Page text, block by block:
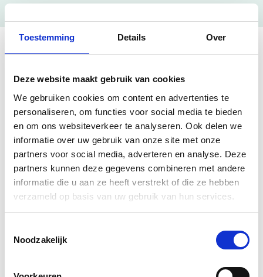
Toestemming Details Over
Deze website maakt gebruik van cookies
We gebruiken cookies om content en advertenties te
personaliseren, om functies voor social media te bieden
en om ons websiteverkeer te analyseren. Ook delen we
informatie over uw gebruik van onze site met onze
partners voor social media, adverteren en analyse. Deze
partners kunnen deze gegevens combineren met andere
informatie die u aan ze heeft verstrekt of die ze hebben
verzameld op basis van uw gebruik van hun services.
Noodzakelijk
Samtosha.me
Main branch Active
KVK42064045
BRANCH000065677323
Commissaris Van Voorst tot Voorstlaan, 's-
Hertogenbosch
Order now